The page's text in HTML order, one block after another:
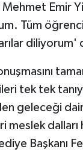
Mehmet Emir
Tüm
diliyorum'
tek tek
geleceği
meslek dalları
Başkanı